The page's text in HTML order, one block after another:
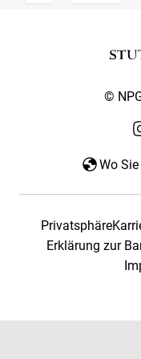
©
Wo
Privatsphäre
Erklärung zur